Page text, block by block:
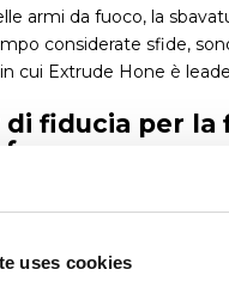
uses cookies
armi da fuoco, la
considerate sfide,
cui Extrude Hone è
di fiducia per la
per l’eccellenza
ben oltre le